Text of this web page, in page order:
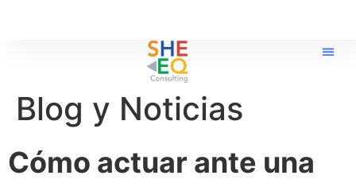
Blog y Noticias
Cómo actuar ante una